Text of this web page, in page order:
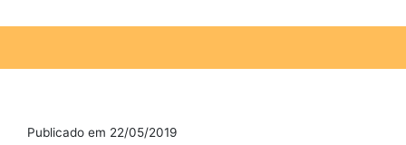
Publicado em 22/05/2019